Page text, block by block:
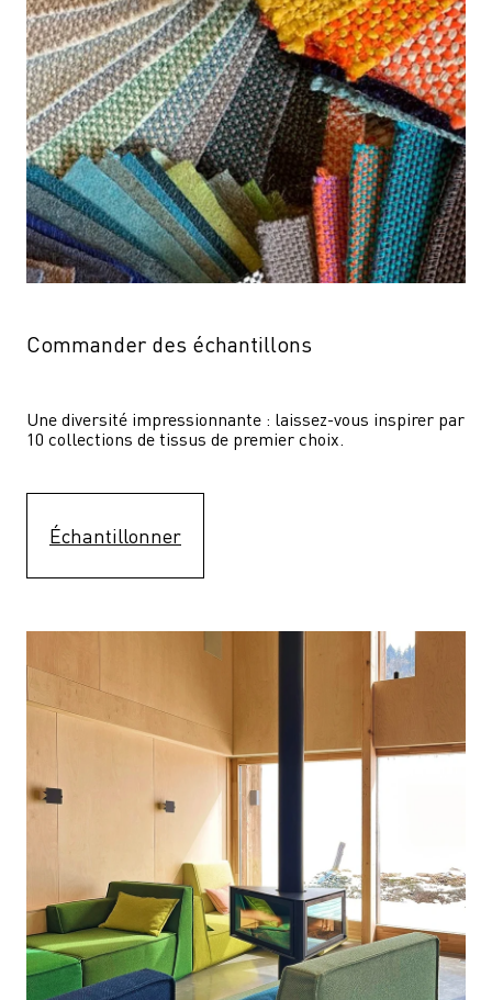
Commander des échantillons
Une diversité impressionnante : laissez-vous inspirer par
10 collections de tissus de premier choix.
Échantillonner